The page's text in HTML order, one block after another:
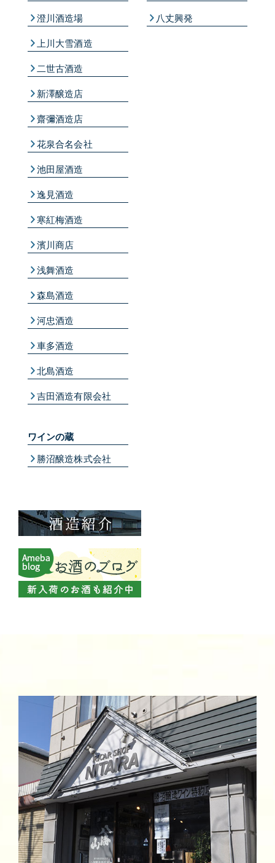
澄川酒造場
上川大雪酒造
二世古酒造
新澤醸造店
齋彌酒造店
花泉合名会社
池田屋酒造
逸見酒造
寒紅梅酒造
濱川商店
浅舞酒造
森島酒造
河忠酒造
車多酒造
北島酒造
吉田酒造有限会社
八丈興発
ワインの蔵
勝沼醸造株式会社